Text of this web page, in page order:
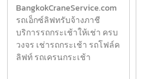
BangkokCraneService.com
รถเอ็กซ์ลิฟทรับจ้างภาชี
บริการรถกระเช้าให้เช่า ครบ
วงจร เช่ารถกระเช้า รถโฟล์ค
ลิฟท์ รถเครนกระเช้า